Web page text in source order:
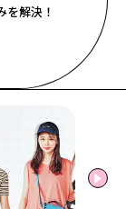
を解決！